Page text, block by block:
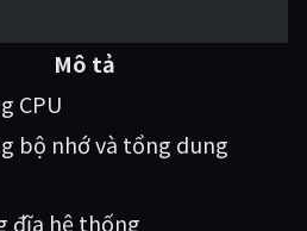
Mô tả
CPU
bộ nhớ và tổng dung
đĩa hệ thống